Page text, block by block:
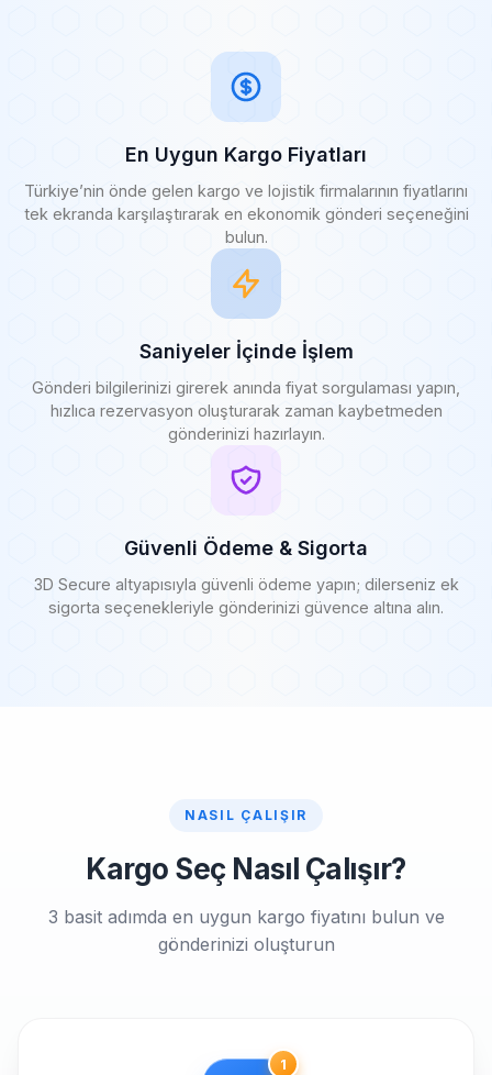
En Uygun Kargo Fiyatları
Türkiye’nin önde gelen kargo ve lojistik firmalarının fiyatlarını
tek ekranda karşılaştırarak en ekonomik gönderi seçeneğini
bulun.
Saniyeler İçinde İşlem
Gönderi bilgilerinizi girerek anında fiyat sorgulaması yapın,
hızlıca rezervasyon oluşturarak zaman kaybetmeden
gönderinizi hazırlayın.
Güvenli Ödeme & Sigorta
3D Secure altyapısıyla güvenli ödeme yapın; dilerseniz ek
sigorta seçenekleriyle gönderinizi güvence altına alın.
NASIL ÇALIŞIR
Kargo Seç Nasıl Çalışır?
3 basit adımda en uygun kargo fiyatını bulun ve
gönderinizi oluşturun
1